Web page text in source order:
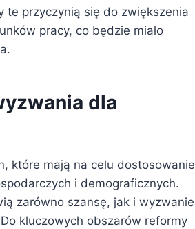
te przyczynią się do zwiększenia
pracy, co będzie miało
dla
które mają na celu dostosowanie
i demograficznych.
zarówno szansę, jak i wyzwanie
kluczowych obszarów reformy